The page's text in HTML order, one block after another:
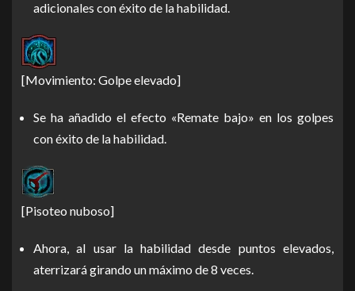
adicionales con éxito de la habilidad.
[Movimiento: Golpe elevado]
Se ha añadido el efecto «Remate bajo» en los golpes
con éxito de la habilidad.
[Pisoteo nuboso]
Ahora, al usar la habilidad desde puntos elevados,
aterrizará girando un máximo de 8 veces.